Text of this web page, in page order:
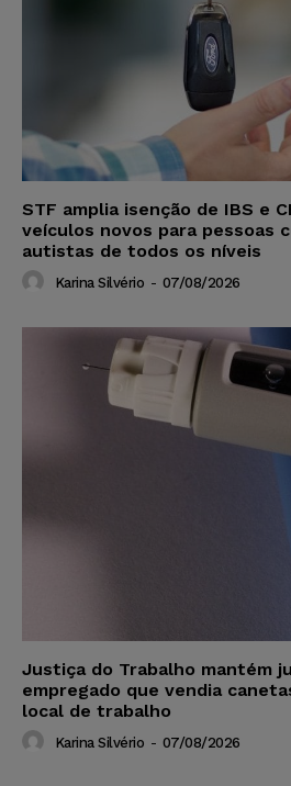
STF amplia isenção de IBS e
veículos novos para pessoas
autistas de todos os níveis
Karina Silvério - 07/08/2026
Justiça do Trabalho mantém
empregado que vendia
local de trabalho
Karina Silvério - 07/08/2026